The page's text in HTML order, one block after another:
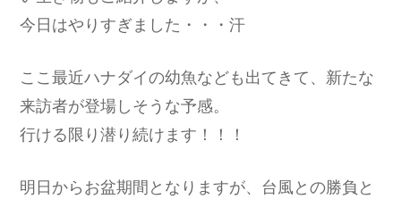
今日はやりすぎました・・・汗
ここ最近ハナダイの幼魚なども出てきて、新たな
来訪者が登場しそうな予感。
行ける限り潜り続けます！！！
明日からお盆期間となりますが、台風との勝負と